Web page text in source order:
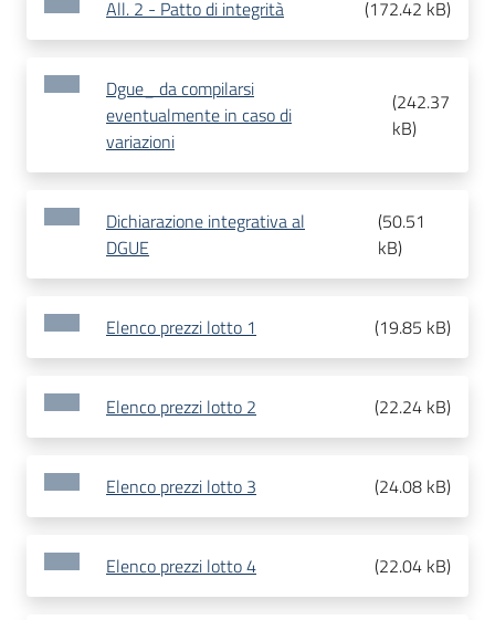
All. 2 - Patto di integrità (172.42 kB)
Dgue_ da compilarsi
eventualmente in caso di
variazioni
(242.37
kB)
Dichiarazione integrativa al
DGUE
(50.51
kB)
Elenco prezzi lotto 1 (19.85 kB)
Elenco prezzi lotto 2 (22.24 kB)
Elenco prezzi lotto 3 (24.08 kB)
Elenco prezzi lotto 4 (22.04 kB)